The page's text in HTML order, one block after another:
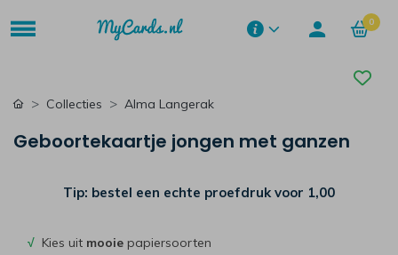
0
Collecties Alma Langerak
Geboortekaartje jongen met ganzen
Tip: bestel een echte proefdruk voor 1,00
√ Kies uit mooie papiersoorten